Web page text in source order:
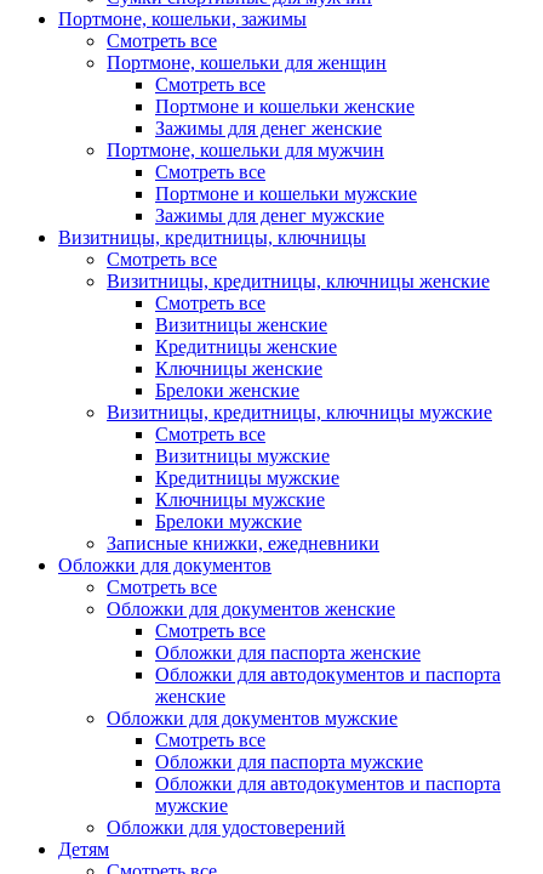
Портмоне, кошельки, зажимы
Смотреть все
Портмоне, кошельки для женщин
Смотреть все
Портмоне и кошельки женские
Зажимы для денег женские
Портмоне, кошельки для мужчин
Смотреть все
Портмоне и кошельки мужские
Зажимы для денег мужские
Визитницы, кредитницы, ключницы
Смотреть все
Визитницы, кредитницы, ключницы женские
Смотреть все
Визитницы женские
Кредитницы женские
Ключницы женские
Брелоки женские
Визитницы, кредитницы, ключницы мужские
Смотреть все
Визитницы мужские
Кредитницы мужские
Ключницы мужские
Брелоки мужские
Записные книжки, ежедневники
Обложки для документов
Смотреть все
Обложки для документов женские
Смотреть все
Обложки для паспорта женские
Обложки для автодокументов и паспорта
женские
Обложки для документов мужские
Смотреть все
Обложки для паспорта мужские
Обложки для автодокументов и паспорта
мужские
Обложки для удостоверений
Детям